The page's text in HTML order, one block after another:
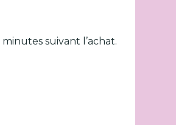
suivant l’achat.